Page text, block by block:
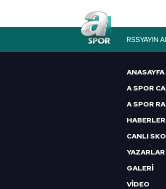
6698 sayılı
mevzuata
RSSYAYIN
ANASAYFA
A SPOR
A SPOR
HABERLER
CANLI
YAZARLAR
GALERİ
VİDEO